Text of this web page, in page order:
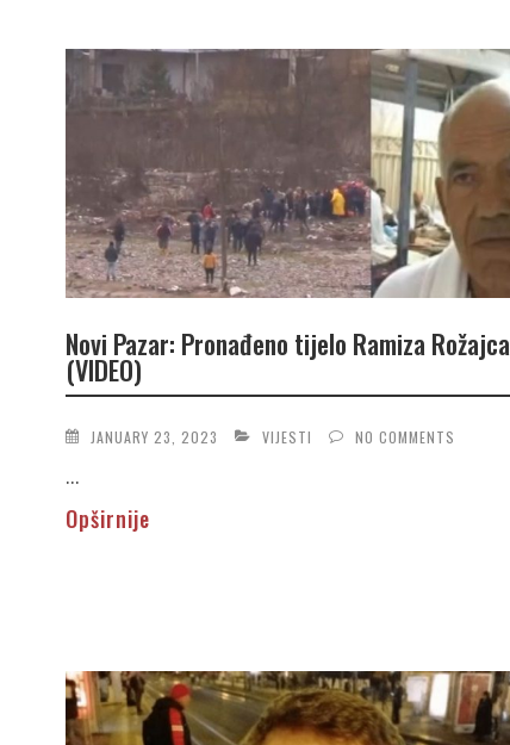
Novi Pazar: Pronađeno tijelo Ramiza Rožajca
(VIDEO)
JANUARY 23, 2023 VIJESTI NO COMMENTS
...
Opširnije